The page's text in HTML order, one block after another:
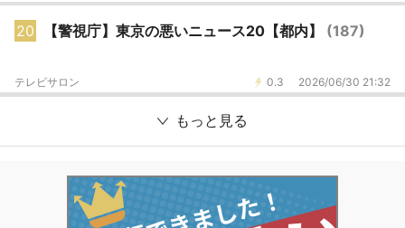
20 【警視庁】東京の悪いニュース20【都内】 (187)
0.3 2026/06/30 21:32
テレビサロン
もっと見る